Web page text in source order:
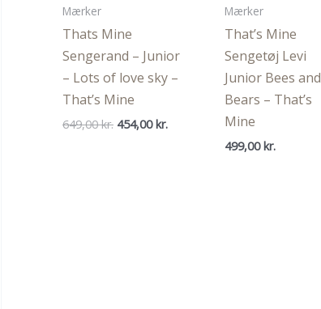
Mærker
Thats Mine
Sengerand – Junior
– Lots of love sky –
That’s Mine
649,00kr. Den
454,00kr.
Mærker
That’s Mine
Sengetøj Levi
Junior Bees and
Bears – That’s
Mine
499,00kr.